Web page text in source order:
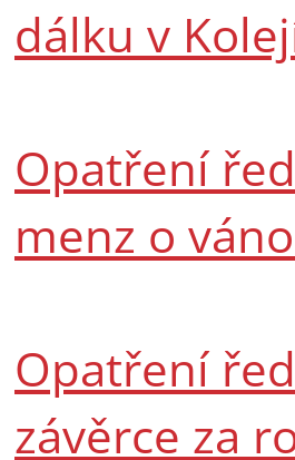
dálku v
Opatření
menz o
Opatření
závěrce za